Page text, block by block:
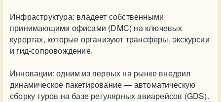
Инфраструктура: владеет собственными
принимающими офисами (DMC) на ключевых
курортах, которые организуют трансферы, экскурсии
и гид-сопровождение.
Инновации: одним из первых на рынке внедрил
динамическое пакетирование — автоматическую
сборку туров на базе регулярных авиарейсов (GDS).